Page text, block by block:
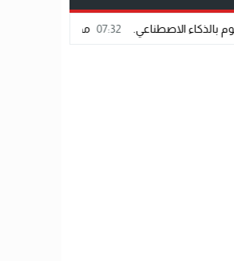
07:32 مختار عتمان.. «صديق